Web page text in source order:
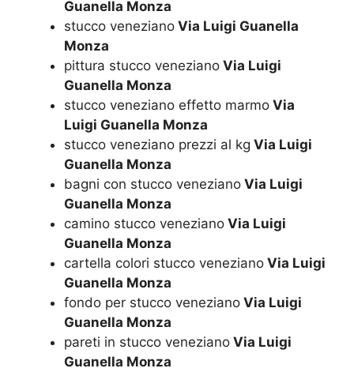
Guanella Monza
stucco veneziano Via Luigi Guanella
Monza
pittura stucco veneziano Via Luigi
Guanella Monza
stucco veneziano effetto marmo Via
Luigi Guanella Monza
stucco veneziano prezzi al kg Via Luigi
Guanella Monza
bagni con stucco veneziano Via Luigi
Guanella Monza
camino stucco veneziano Via Luigi
Guanella Monza
cartella colori stucco veneziano Via Luigi
Guanella Monza
fondo per stucco veneziano Via Luigi
Guanella Monza
pareti in stucco veneziano Via Luigi
Guanella Monza